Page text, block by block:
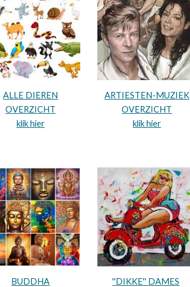
ALLE DIEREN
OVERZICHT
klik hier
ARTIESTEN-MUZIEK
OVERZICHT
klik hier
BUDDHA ''DIKKE'' DAMES